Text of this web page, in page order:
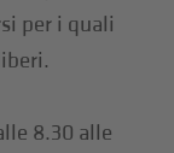
per i quali
8.30 alle